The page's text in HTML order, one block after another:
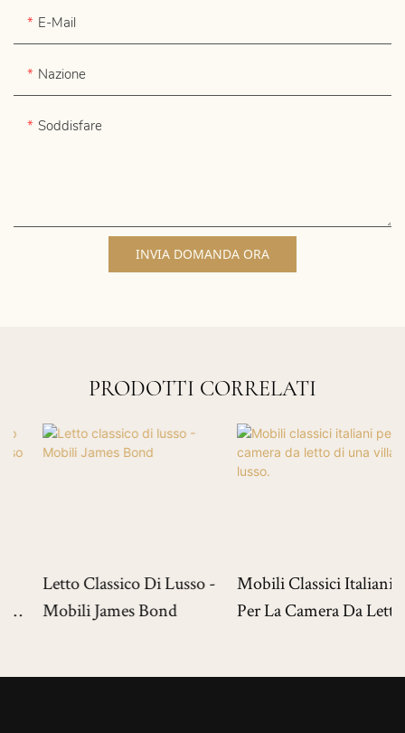
E-Mail
Nazione
Soddisfare
INVIA DOMANDA ORA
PRODOTTI CORRELATI
Letto Classico Di Lusso -
Mobili James Bond
Mobili Classici Italiani
Per La Camera Da Letto